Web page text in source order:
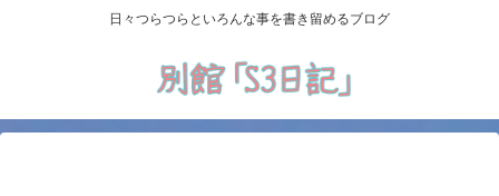
日々つらつらといろんな事を書き留めるブログ